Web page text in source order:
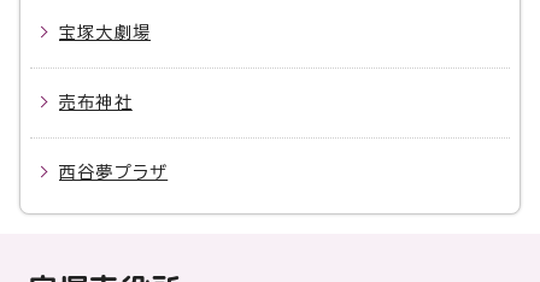
宝塚大劇場
売布神社
西谷夢プラザ